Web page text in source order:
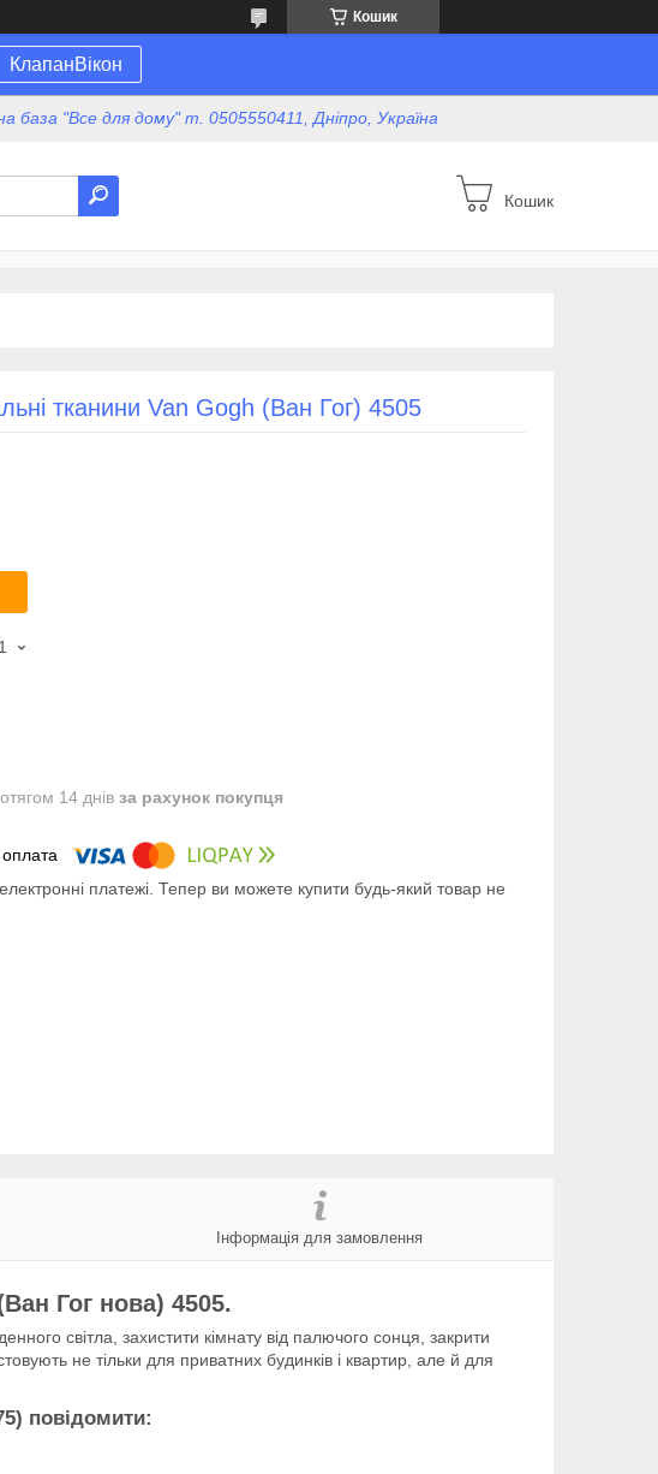
Кошик
КлапанВікон
база "Все для дому" т. 0505550411, Дніпро, Україна
Кошик
тканини Van Gogh (Ван Гог) 4505
14 днів за рахунок покупця
платежі. Тепер ви можете купити будь-який товар не
Інформація для замовлення
Гог нова) 4505.
світла, захистити кімнату від палючого сонця, закрити
не тільки для приватних будинків і квартир, але й для
повідомити: